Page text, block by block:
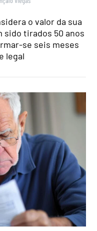
o valor da sua
sido tirados 50 anos
se seis meses
legal